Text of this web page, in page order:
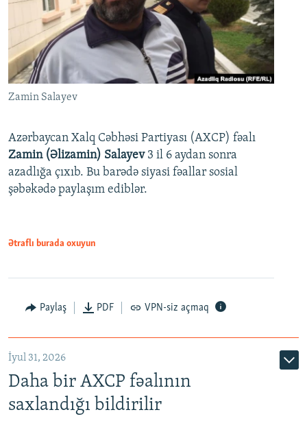
Zamin Salayev
Azərbaycan Xalq Cəbhəsi Partiyası (AXCP) fəalı
Zamin (Əlizamin) Salayev 3 il 6 aydan sonra
azadlığa çıxıb. Bu barədə siyasi fəallar sosial
şəbəkədə paylaşım ediblər.
Ətraflı burada oxuyun
Paylaş PDF VPN-siz açmaq
İyul 31, 2026
Daha bir AXCP fəalının
saxlandığı bildirilir